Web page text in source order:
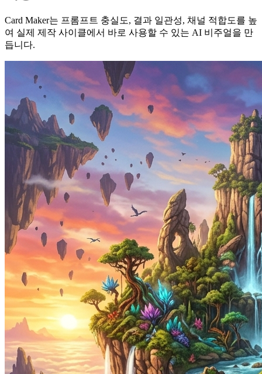
Card Maker는 프롬프트 충실도, 결과 일관성, 채널 적합도를 높
여 실제 제작 사이클에서 바로 사용할 수 있는 AI 비주얼을 만
듭니다.